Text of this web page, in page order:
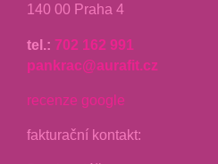
140 00 Praha 4
tel.: 702 162 991
pankrac@aurafit.cz
recenze google
fakturační kontakt: